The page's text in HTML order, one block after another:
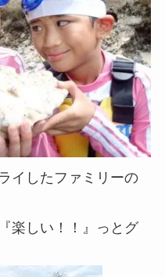
イしたファミリーの
楽しい！！』っとグ